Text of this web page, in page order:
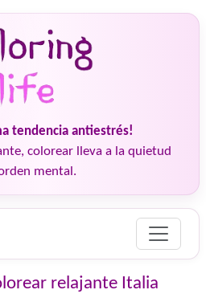
tendencia antiestrés!
colorear lleva a la quietud
mental.
relajante Italia